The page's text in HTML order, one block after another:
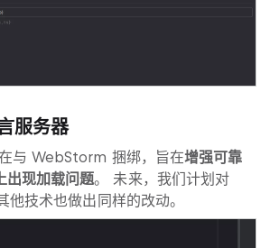
服务器
与 WebStorm 捆绑，旨在增强可靠
出现加载问题。 未来，我们计划对
技术也做出同样的改动。